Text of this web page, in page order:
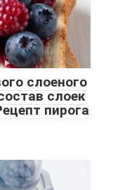
слоеного
слоек
пирога